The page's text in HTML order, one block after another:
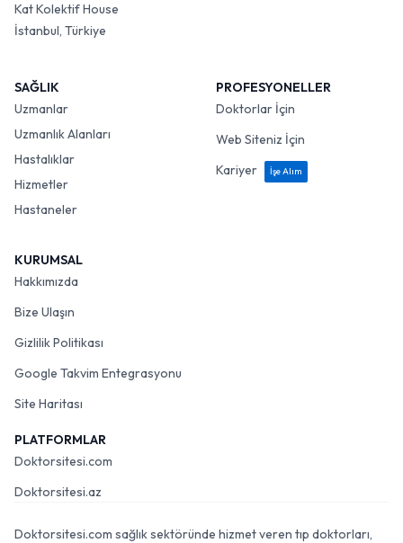
Kat Kolektif House
İstanbul, Türkiye
SAĞLIK
Uzmanlar
Uzmanlık Alanları
Hastalıklar
Hizmetler
Hastaneler
PROFESYONELLER
Doktorlar İçin
Web Siteniz İçin
Kariyer
İşe Alım
KURUMSAL
Hakkımızda
Bize Ulaşın
Gizlilik Politikası
Google Takvim Entegrasyonu
Site Haritası
PLATFORMLAR
Doktorsitesi.com
Doktorsitesi.az
Doktorsitesi.com sağlık sektöründe hizmet veren tıp doktorları,